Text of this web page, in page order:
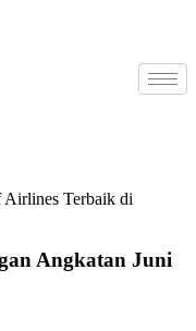
Airlines Terbaik di
Angkatan Juni